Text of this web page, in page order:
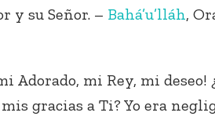
y su Señor. – Bahá’u’lláh,
Adorado, mi Rey, mi deseo!
gracias a Ti? Yo era